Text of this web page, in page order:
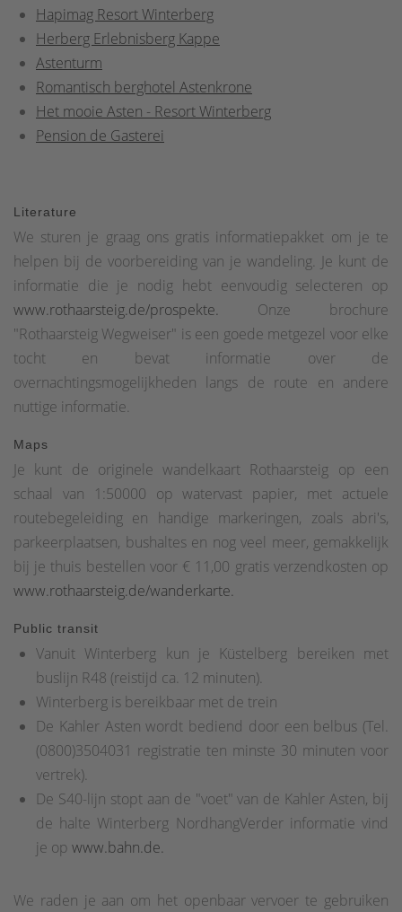
Hapimag Resort Winterberg
Herberg Erlebnisberg Kappe
Astenturm
Romantisch berghotel Astenkrone
Het mooie Asten - Resort Winterberg
Pension de Gasterei
Literature
We sturen je graag ons gratis informatiepakket om je te
helpen bij de voorbereiding van je wandeling. Je kunt de
informatie die je nodig hebt eenvoudig selecteren op
www.rothaarsteig.de/prospekte. Onze brochure
"Rothaarsteig Wegweiser" is een goede metgezel voor elke
tocht en bevat informatie over de
overnachtingsmogelijkheden langs de route en andere
nuttige informatie.
Maps
Je kunt de originele wandelkaart Rothaarsteig op een
schaal van 1:50000 op watervast papier, met actuele
routebegeleiding en handige markeringen, zoals abri's,
parkeerplaatsen, bushaltes en nog veel meer, gemakkelijk
bij je thuis bestellen voor € 11,00 gratis verzendkosten op
www.rothaarsteig.de/wanderkarte.
Public transit
Vanuit Winterberg kun je Küstelberg bereiken met
buslijn R48 (reistijd ca. 12 minuten).
Winterberg is bereikbaar met de trein
De Kahler Asten wordt bediend door een belbus (Tel.
(0800)3504031 registratie ten minste 30 minuten voor
vertrek).
De S40-lijn stopt aan de "voet" van de Kahler Asten, bij
de halte Winterberg NordhangVerder informatie vind
je op www.bahn.de.
We raden je aan om het openbaar vervoer te gebruiken